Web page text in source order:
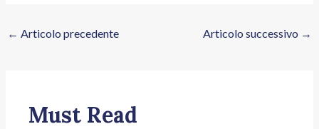
← Articolo precedente Articolo successivo →
Must Read